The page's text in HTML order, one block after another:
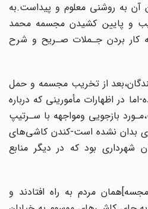
به روشنی معلوم و پیداست.به
و پایین‌ کشیدن‌ مجسمه‌ محمد
کار‌ بردن‌ جـملات‌ صـریح و شرح
از تخریب مجسمه و حمل
در اظهارات مأمورینی‌ که‌ درباره‌
بازجویی ومواجهه با سـرتیپ
بدان نشده است-کندن کاشی‌های
بود که در دیگر منابع‌
مردم به راه افتادند و